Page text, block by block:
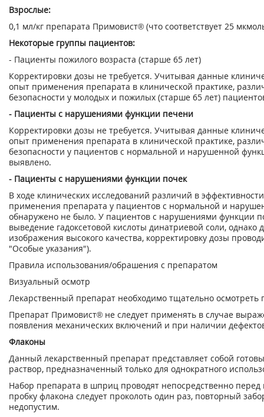
Взрослые:
0,1 мл/кг препарата Примовист® (что соответствует 25
Некоторые группы пациентов:
- Пациенты пожилого возраста (старше 65 лет)
Корректировки дозы не требуется. Учитывая данные
опыт применения препарата в клинической практике,
безопасности у молодых и пожилых (старше 65 лет)
- Пациенты с нарушениями функции печени
Корректировки дозы не требуется. Учитывая данные
опыт применения препарата в клинической практике,
безопасности у пациентов с нормальной и нарушенной
выявлено.
- Пациенты с нарушениями функции почек
В ходе клинических исследований различий в
применения препарата у пациентов с нормальной и
обнаружено не было. У пациентов с нарушениями функции
выведение гадоксетовой кислоты динатриевой соли, однако
изображения высокого качества, корректировку дозы
"Особые указания").
Правила использования/обрашения с препаратом
Визуальный осмотр
Лекарственный препарат необходимо тщательно
Препарат Примовист® не следует применять в случае
появления механических включений и при наличии
Флаконы
Данный лекарственный препарат представляет собой
раствор, предназначенный только для однократного
Набор препарата в шприц проводят непосредственно
пробку флакона следует проколоть один раз, повторный
недопустим.